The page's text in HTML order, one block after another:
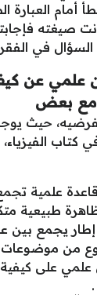
العبارة
صيغته
في الفقرة
علمي عن
مع بعض
حيث
كتاب
قاعدة علمية
طبيعية
إطار يجمع بين
من موضوعات
على كيفية